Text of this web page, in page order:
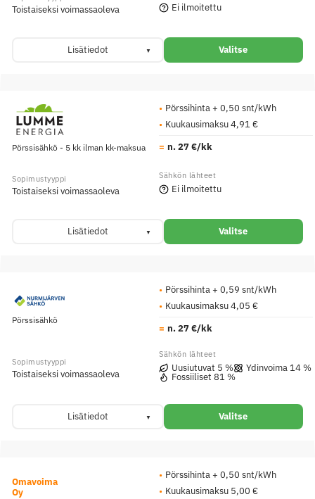
Toistaiseksi voimassaoleva Ei ilmoitettu
Lisätiedot Valitse
Pörssisähkö - 5 kk ilman kk-maksua
Pörssihinta + 0,50 snt/kWh
Kuukausimaksu 4,91 €
n. 27 €/kk
Toistaiseksi voimassaoleva Ei ilmoitettu
Lisätiedot Valitse
Pörssisähkö
Pörssihinta + 0,59 snt/kWh
Kuukausimaksu 4,05 €
n. 27 €/kk
Toistaiseksi voimassaoleva
Uusiutuvat 5 % Ydinvoima 14 %
Fossiiliset 81 %
Lisätiedot Valitse
Omavoima
Oy
Pörssihinta + 0,50 snt/kWh
Kuukausimaksu 5,00 €